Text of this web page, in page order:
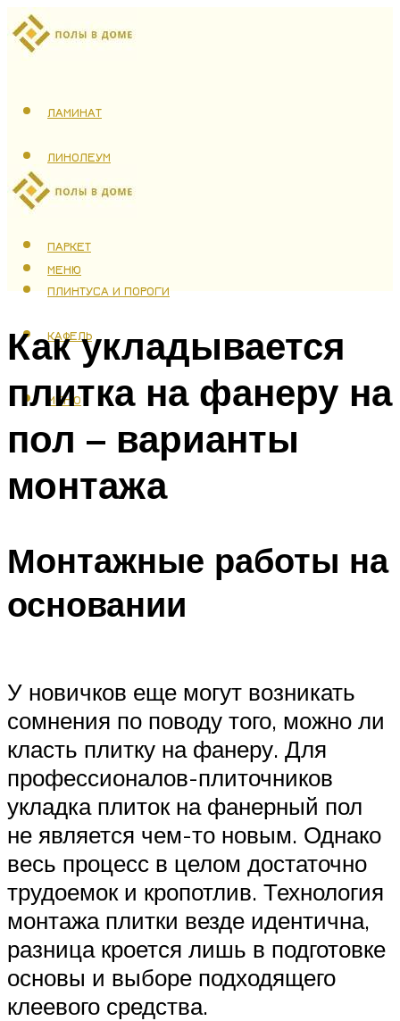
ЛАМИНАТ
ЛИНОЛЕУМ
ТЕПЛЫЙ ПОЛ
ПАРКЕТ
ПЛИНТУСА И ПОРОГИ
КАФЕЛЬ
МЕНЮ
МЕНЮ
Как укладывается
плитка на фанеру на
пол – варианты
монтажа
Монтажные работы на
основании
У новичков еще могут возникать
сомнения по поводу того, можно ли
класть плитку на фанеру. Для
профессионалов-плиточников
укладка плиток на фанерный пол
не является чем-то новым. Однако
весь процесс в целом достаточно
трудоемок и кропотлив. Технология
монтажа плитки везде идентична,
разница кроется лишь в подготовке
основы и выборе подходящего
клеевого средства.